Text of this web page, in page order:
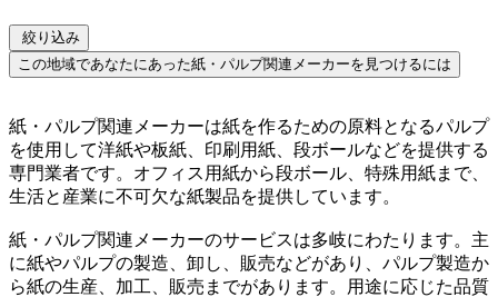
絞り込み
この地域であなたにあった紙・パルプ関連メーカーを見つけるには
紙・パルプ関連メーカーは紙を作るための原料となるパルプ
を使用して洋紙や板紙、印刷用紙、段ボールなどを提供する
専門業者です。オフィス用紙から段ボール、特殊用紙まで、
生活と産業に不可欠な紙製品を提供しています。
紙・パルプ関連メーカーのサービスは多岐にわたります。主
に紙やパルプの製造、卸し、販売などがあり、パルプ製造か
ら紙の生産、加工、販売までがあります。用途に応じた品質